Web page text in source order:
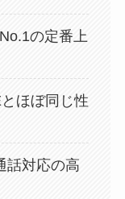
の定番上
とほぼ同じ性
話対応の高